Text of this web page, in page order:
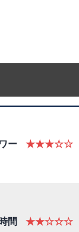
ー ★★★☆☆
時間 ★★☆☆☆